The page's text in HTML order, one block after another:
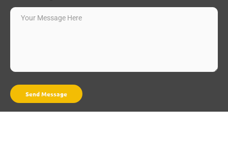
Send Message